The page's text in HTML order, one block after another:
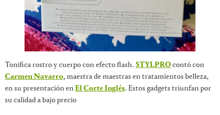
Tonifica rostro y cuerpo con efecto flash. STYLPROcontó con
Carmen Navarro, maestra de maestras en tratamientos belleza,
en su presentación enEl Corte Inglés. Estos gadgets triunfan por
su calidad a bajo precio